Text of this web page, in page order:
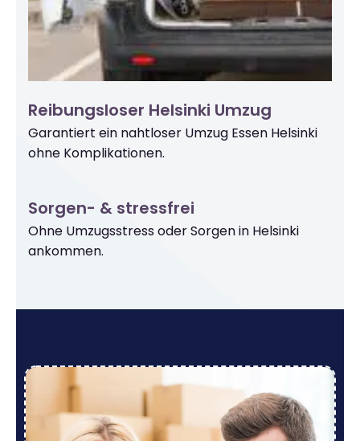
Reibungsloser Helsinki Umzug
Garantiert ein nahtloser Umzug Essen Helsinki
ohne Komplikationen.
Sorgen- & stressfrei
Ohne Umzugsstress oder Sorgen in Helsinki
ankommen.